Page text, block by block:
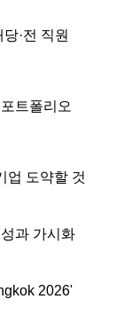
·전 직원
트폴리오
업 도약할 것
과 가시화
2026'